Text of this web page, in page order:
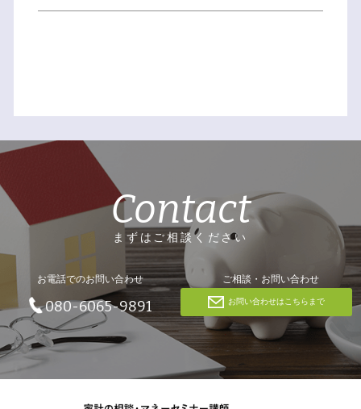
Contact
まずはご相談ください
お電話でのお問い合わせ
080-6065-9891
ご相談・お問い合わせ
お問い合わせはこちらまで